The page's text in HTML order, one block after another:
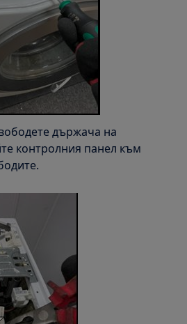
държача на
контролния панел към